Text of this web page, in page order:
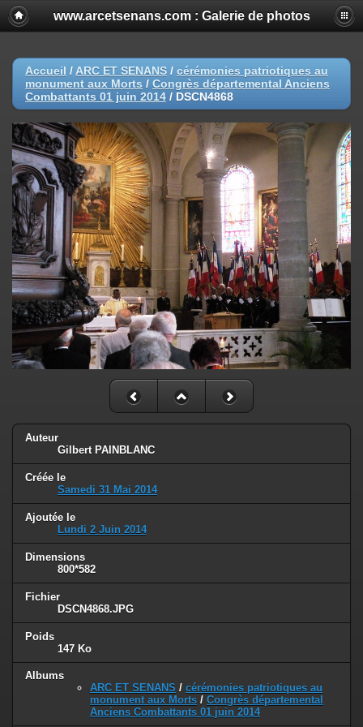
www.arcetsenans.com : Galerie de photos
Accueil / ARC ET SENANS / cérémonies patriotiques au
monument aux Morts / Congrès départemental Anciens
Combattants 01 juin 2014 / DSCN4868
Auteur
Gilbert PAINBLANC
Créée le
Samedi 31 Mai 2014
Ajoutée le
Lundi 2 Juin 2014
Dimensions
800*582
Fichier
DSCN4868.JPG
Poids
147 Ko
Albums
ARC ET SENANS / cérémonies patriotiques au
monument aux Morts / Congrès départemental
Anciens Combattants 01 juin 2014